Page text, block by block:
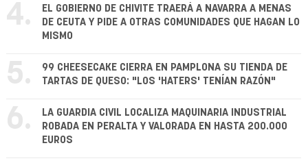
4.
EL GOBIERNO DE CHIVITE TRAERÁ A NAVARRA A MENAS
DE CEUTA Y PIDE A OTRAS COMUNIDADES QUE HAGAN LO
MISMO
5.
99 CHEESECAKE CIERRA EN PAMPLONA SU TIENDA DE
TARTAS DE QUESO: "LOS 'HATERS' TENÍAN RAZÓN"
6.
LA GUARDIA CIVIL LOCALIZA MAQUINARIA INDUSTRIAL
ROBADA EN PERALTA Y VALORADA EN HASTA 200.000
EUROS